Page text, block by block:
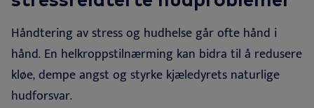
Håndtering av stress og hudhelse går ofte hånd i
hånd. En helkroppstilnærming kan bidra til å redusere
kløe, dempe angst og styrke kjæledyrets naturlige
hudforsvar.